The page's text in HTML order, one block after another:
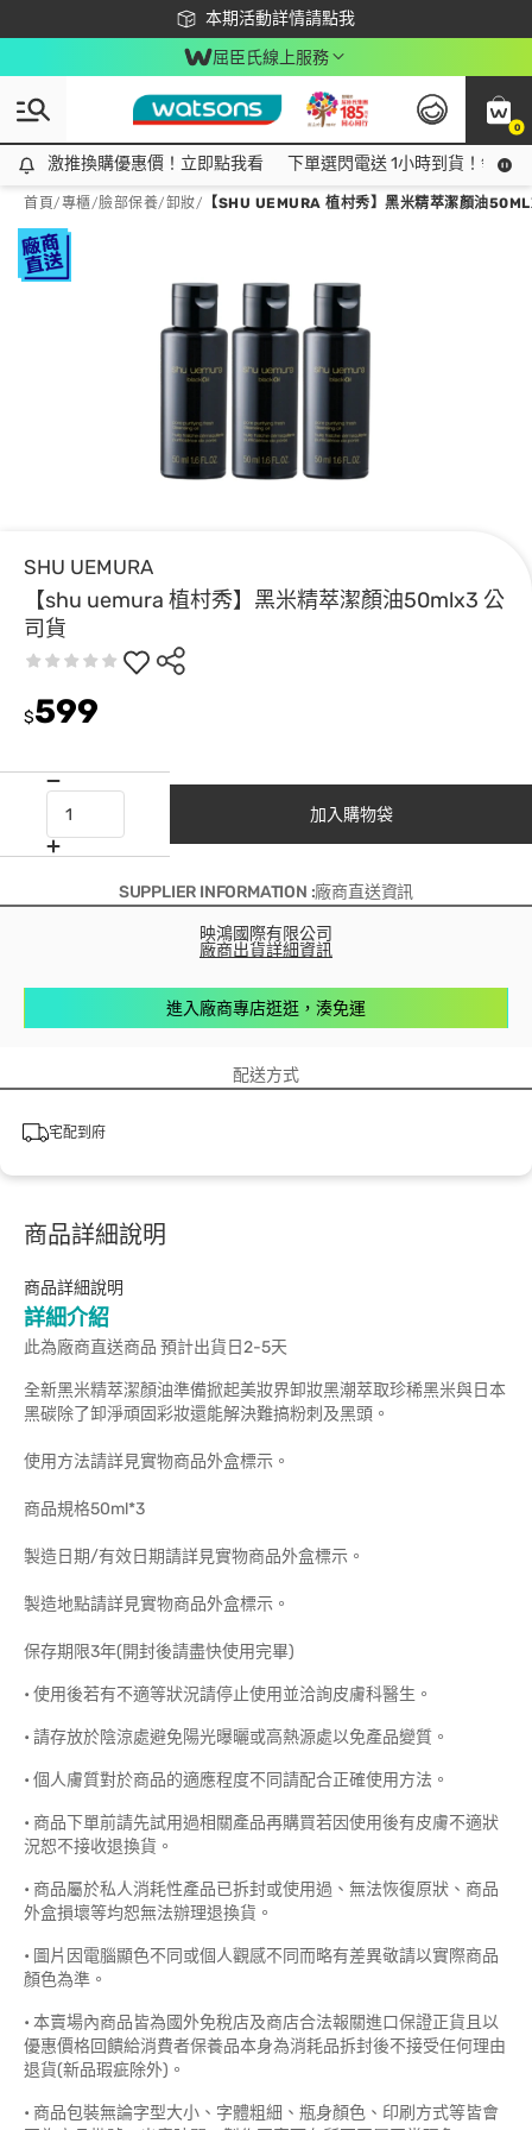
本期活動詳情請點我
下載app最高回饋$350
屈臣氏線上服務
0
激推換購優惠價！立即點我看
激推換購優惠價！立即點我看 下單選閃電送 1小時到貨！領神
首頁/專櫃/臉部保養/卸妝/ 【SHU UEMURA 植村秀】黑米精萃潔顏油
SHU UEMURA
【shu uemura 植村秀】黑米精萃潔顏油50mlx3 公
司貨
$599
加入購物袋
SUPPLIER INFORMATION :廠商直送資訊
映鴻國際有限公司
廠商出貨詳細資訊
進入廠商專店逛逛，湊免運
配送方式
宅配到府
商品詳細說明
商品詳細說明
詳細介紹
此為廠商直送商品 預計出貨日2-5天
全新黑米精萃潔顏油準備掀起美妝界卸妝黑潮萃取珍稀黑米與日本
黑碳除了卸淨頑固彩妝還能解決難搞粉刺及黑頭。
使用方法請詳見實物商品外盒標示。
商品規格50ml*3
製造日期/有效日期請詳見實物商品外盒標示。
製造地點請詳見實物商品外盒標示。
保存期限3年(開封後請盡快使用完畢)
• 使用後若有不適等狀況請停止使用並洽詢皮膚科醫生。
• 請存放於陰涼處避免陽光曝曬或高熱源處以免產品變質。
• 個人膚質對於商品的適應程度不同請配合正確使用方法。
• 商品下單前請先試用過相關產品再購買若因使用後有皮膚不適狀
況恕不接收退換貨。
• 商品屬於私人消耗性產品已拆封或使用過、無法恢復原狀、商品
外盒損壞等均恕無法辦理退換貨。
• 圖片因電腦顯色不同或個人觀感不同而略有差異敬請以實際商品
顏色為準。
• 本賣場內商品皆為國外免稅店及商店合法報關進口保證正貨且以
優惠價格回饋給消費者保養品本身為消耗品拆封後不接受任何理由
退貨(新品瑕疵除外)。
• 商品包裝無論字型大小、字體粗細、瓶身顏色、印刷方式等皆會